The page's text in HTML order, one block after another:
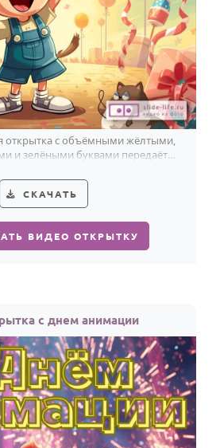
открытка с объёмными жёлтыми,
и зелёными буквами передаёт
СКАЧАТЬ
ВИДЕО ОТКРЫТКУ
с днем анимации